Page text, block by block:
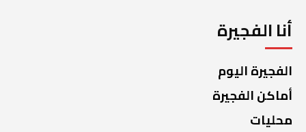
أنا الفجيرة
الفجيرة اليوم
أماكن الفجيرة
محليات